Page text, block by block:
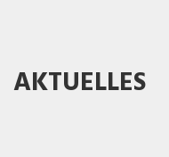
AKTUELLES